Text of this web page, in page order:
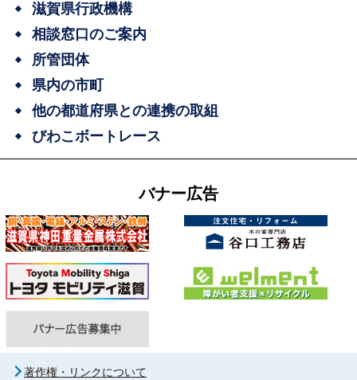
滋賀県行政機構
相談窓口のご案内
所管団体
県内の市町
他の都道府県との連携の取組
びわこボートレース
バナー広告
著作権・リンクについて